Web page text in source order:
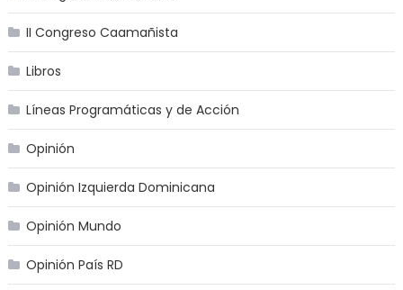
II Congreso Caamañista
Libros
Líneas Programáticas y de Acción
Opinión
Opinión Izquierda Dominicana
Opinión Mundo
Opinión País RD